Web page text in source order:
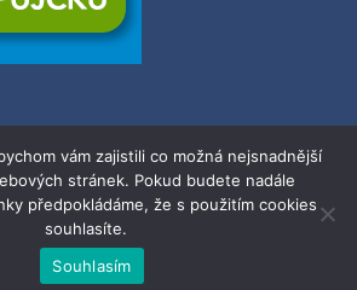
práva vyhrazena.
vám zajistili co možná nejsnadnější
stránek. Pokud budete nadále
předpokládáme, že s použitím cookies
souhlasíte.
Souhlasím